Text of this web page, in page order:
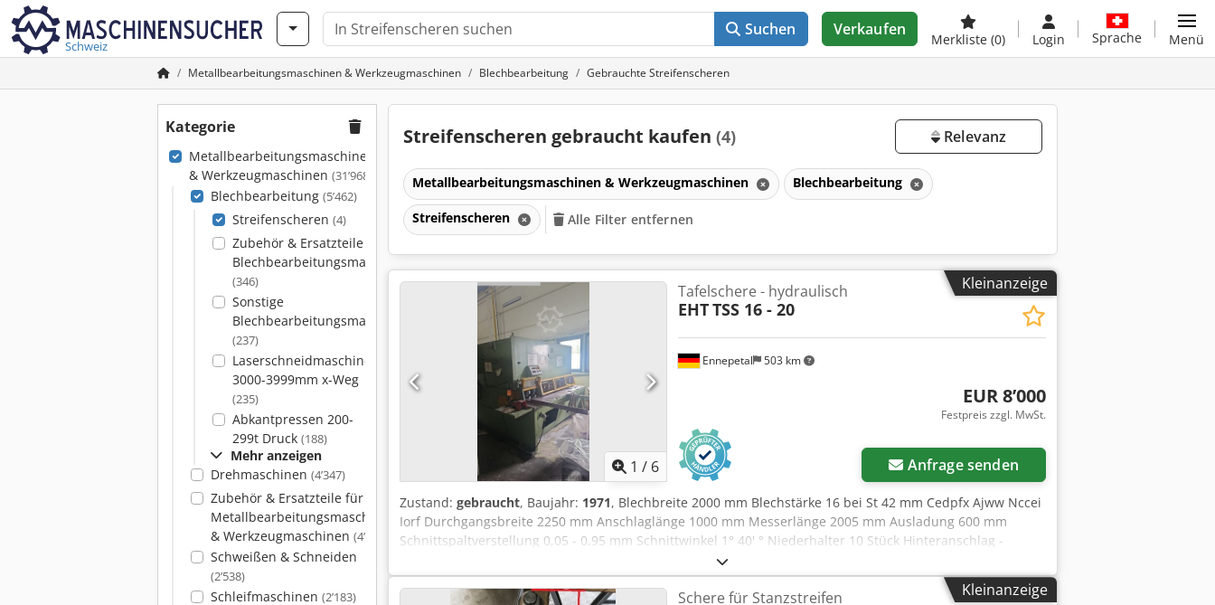
Schweiz
Suchen Verkaufen
Merkliste (0) Login Sprache Menü
Metallbearbeitungsmaschinen & Werkzeugmaschinen Blechbearbeitung Gebrauchte Streifenscheren
Kategorie
Metallbearbeitungsmaschinen
& Werkzeugmaschinen (31’968)
Blechbearbeitung (5’462)
Streifenscheren (4)
Zubehör & Ersatzteile für
Blechbearbeitungsmaschinen
(346)
Sonstige
Blechbearbeitungsmaschinen
(237)
Laserschneidmaschinen
3000-3999mm x-Weg
(235)
Abkantpressen 200-
299t Druck (188)
Mehr anzeigen
Drehmaschinen (4’347)
Zubehör & Ersatzteile für
Metallbearbeitungsmaschinen
& Werkzeugmaschinen (4’090)
Schweißen & Schneiden
(2’538)
Schleifmaschinen (2’183)
Streifenscheren gebraucht kaufen (4) Relevanz
Metallbearbeitungsmaschinen & Werkzeugmaschinen Blechbearbeitung
Streifenscheren Alle Filter entfernen
Kleinanzeige
1 / 6
Ennepetal 503 km
Tafelschere - hydraulisch
EHTTSS 16 - 20
EUR 8’000
Festpreis zzgl. MwSt.
Anfrage senden
Zustand: gebraucht, Baujahr: 1971, Blechbreite 2000 mm Blechstärke 16 bei St 42 mm Cedpfx Ajww Nccei
Iorf Durchgangsbreite 2250 mm Anschlaglänge 1000 mm Messerlänge 2005 mm Ausladung 600 mm
Schnittspaltverstellung 0,05 - 0,95 mm Schnittwinkel 1° 40' ° Niederhalter 10 Stück Hinteranschlag -
verstellbar 10 - 1000 mm Tisch: 2500 x 700 Tischhöhe über Flur 800 mm Ölmenge 900 l Maschinengewicht
ca. 10 t Raumbedarf ca. 3 x 2,3 x 2,3 m Betriebsspannung 380 V Zubehör: Fußschalter, Auflagen,
Ersatzmesser
Kleinanzeige
Schere für Stanzstreifen